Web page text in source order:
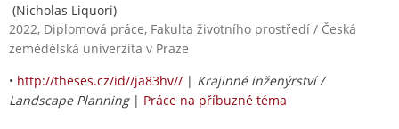
(Nicholas Liquori)
2022, Diplomová práce, Fakulta životního prostředí / Česká
zemědělská univerzita v Praze
• http://theses.cz/id//ja83hv// | Krajinné inženýrství /
Landscape Planning| Práce na příbuzné téma